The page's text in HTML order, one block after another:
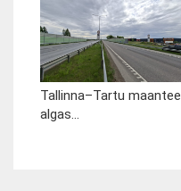
Tallinna–Tartu maanteel
algas...